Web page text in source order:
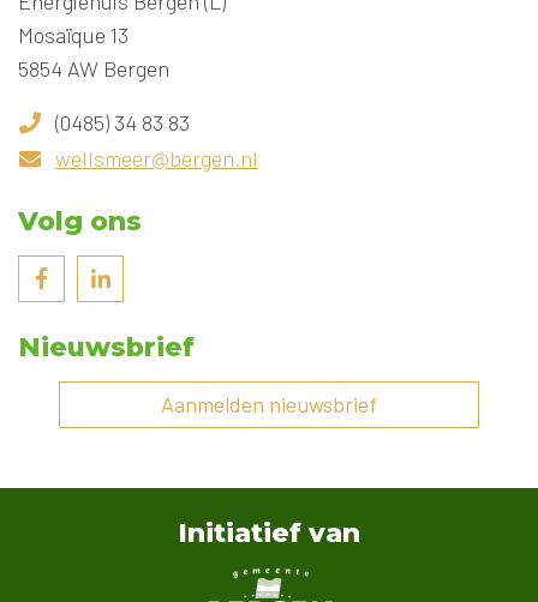
Mosaïque 13
5854 AW Bergen
(0485) 34 83 83
wellsmeer@bergen.nl
Volg ons
Nieuwsbrief
Aanmelden nieuwsbrief
Initiatief van